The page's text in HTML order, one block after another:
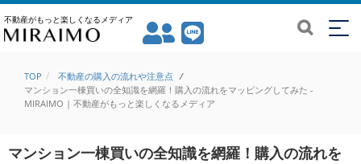
不動産がもっと楽しくなるメディア
TOP 不動産の購入の流れや注意点 /
マンション一棟買いの全知識を網羅！購入の流れをマッピングしてみた -
MIRAIMO | 不動産がもっと楽しくなるメディア
マンション一棟買いの全知識を網羅！購入の流れを